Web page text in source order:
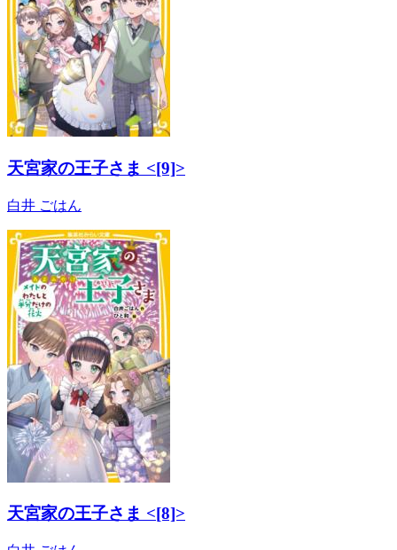
天宮家の王子さま <[9]>
白井 ごはん
天宮家の王子さま <[8]>